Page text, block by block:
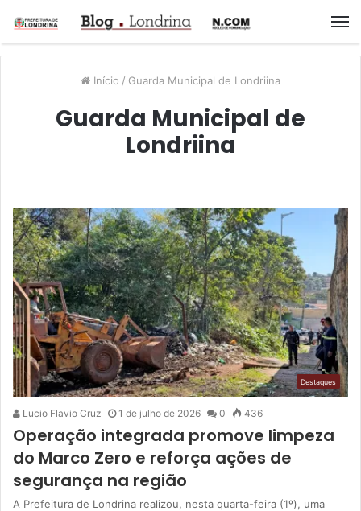
Início / Guarda Municipal de Londriina
Guarda Municipal de
Londriina
Destaques
Lucio Flavio Cruz 1 de julho de 2026 0 436
Operação integrada promove limpeza
do Marco Zero e reforça ações de
segurança na região
A Prefeitura de Londrina realizou, nesta quarta-feira (1º), uma